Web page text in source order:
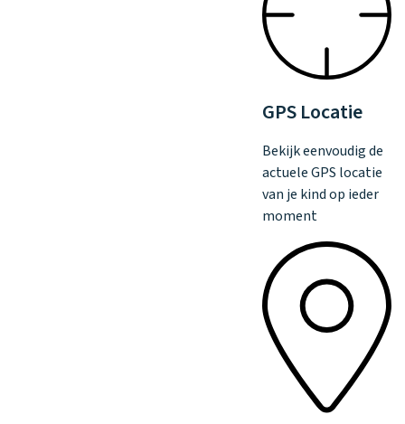
GPS Locatie
Bekijk eenvoudig de
actuele GPS locatie
van je kind op ieder
moment